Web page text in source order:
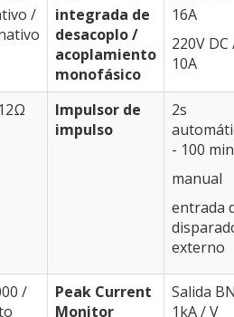
/
integrada de
desacoplo /
acoplamiento
monofásico
16A
220V DC
10A
Impulsor de
impulso
2s
- 100 min
manual
entrada
externo
/
Peak Current
Monitor
Salida
1kA / V